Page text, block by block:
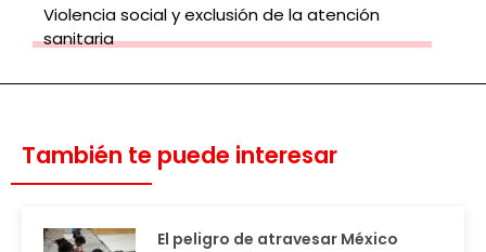
Violencia social y exclusión de la atención
sanitaria
También te puede interesar
El peligro de atravesar México